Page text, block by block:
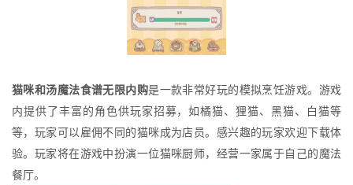
猫咪和汤魔法食谱无限内购是一款非常好玩的模拟烹饪游戏。游戏
内提供了丰富的角色供玩家招募，如橘猫、狸猫、黑猫、白猫等
等，玩家可以雇佣不同的猫咪成为店员。感兴趣的玩家欢迎下载体
验。玩家将在游戏中扮演一位猫咪厨师，经营一家属于自己的魔法
餐厅。